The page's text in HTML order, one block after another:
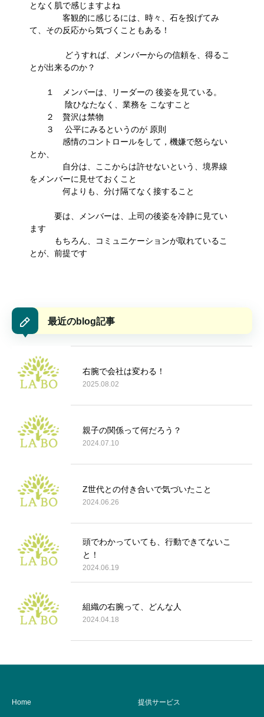
となく肌で感じますよね
客観的に感じるには、時々、石を投げてみ
て、その反応から気づくこともある！
どうすれば、メンバーからの信頼を、得るこ
とが出来るのか？
１ メンバーは、リーダーの 後姿を見ている。
陰ひなたなく、業務を こなすこと
２ 贅沢は禁物
３ 公平にみるというのが 原則
感情のコントロールをして，機嫌で怒らない
とか、
自分は、ここからは許せないという、境界線
をメンバーに見せておくこと
何よりも、分け隔てなく接すること
要は、メンバーは、上司の後姿を冷静に見てい
ます
もちろん、コミュニケーションが取れているこ
とが、前提です
最近のblog記事
右腕で会社は変わる！
2025.08.02
親子の関係って何だろう？
2024.07.10
Z世代との付き合いで気づいたこと
2024.06.26
頭でわかっていても、行動できてないこ
と！
2024.06.19
組織の右腕って、どんな人
2024.04.18
Home 提供サービス